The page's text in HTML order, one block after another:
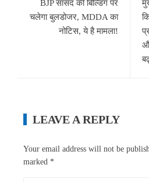
BJP सांसद की बिल्डिंग पर
चलेगा बुलडोजर, MDDA का
नोटिस, ये है मामला!
LEAVE A REPLY
Your email address will not be
marked *